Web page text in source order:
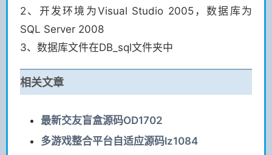
2、开发环境为Visual Studio 2005，数据库为
SQL Server 2008
3、数据库文件在DB_sql文件夹中
相关文章
最新交友盲盒源码OD1702
多游戏整合平台自适应源码lz1084